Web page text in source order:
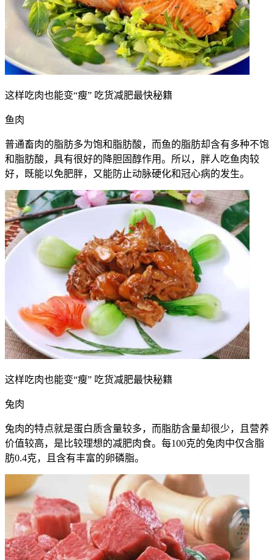
这样吃肉也能变“瘦” 吃货减肥最快秘籍
鱼肉
普通畜肉的脂肪多为饱和脂肪酸，而鱼的脂肪却含有多种不饱
和脂肪酸，具有很好的降胆固醇作用。所以，胖人吃鱼肉较
好，既能以免肥胖，又能防止动脉硬化和冠心病的发生。
这样吃肉也能变“瘦” 吃货减肥最快秘籍
兔肉
兔肉的特点就是蛋白质含量较多，而脂肪含量却很少，且营养
价值较高，是比较理想的减肥肉食。每100克的兔肉中仅含脂
肪0.4克，且含有丰富的卵磷脂。